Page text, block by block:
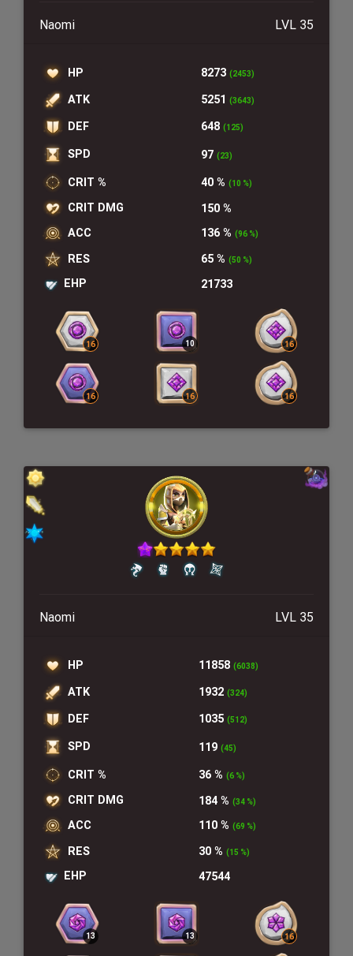
Naomi LVL 35
HP 8273 (2453)
ATK 5251 (3643)
DEF 648 (125)
SPD 97 (23)
CRIT % 40 % (10 %)
CRIT DMG
150 %
ACC
136 % (96 %)
RES 65 % (50 %)
EHP 21733
Naomi LVL 35
HP 11858 (6038)
ATK 1932 (324)
DEF 1035 (512)
SPD 119 (45)
CRIT % 36 % (6 %)
CRIT DMG 184 % (34 %)
ACC 110 % (69 %)
RES 30 % (15 %)
EHP 47544